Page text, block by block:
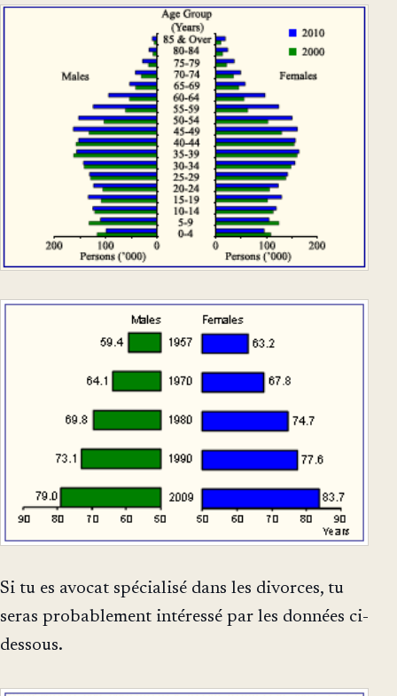
Si tu es avocat spécialisé dans les divorces, tu
seras probablement intéressé par les données ci-
dessous.